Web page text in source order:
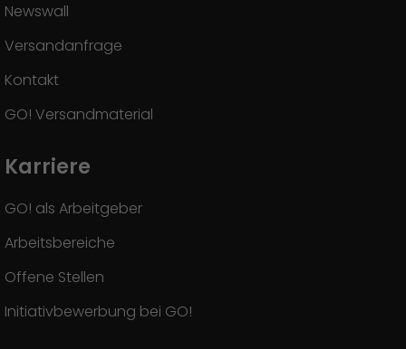
Newswall
Versandanfrage
Kontakt
GO! Versandmaterial
Karriere
GO! als Arbeitgeber
Arbeitsbereiche
Offene Stellen
Initiativbewerbung bei GO!